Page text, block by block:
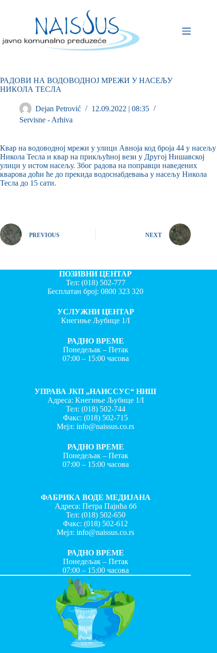
РАДОВИ НА ВОДОВОДНОЈ МРЕЖИ У НАСЕЉУ
НИКОЛА ТЕСЛА
Dejan Petrović
12.09.2022 | 08:35
Servisne - Arhiva
Квар на водоводној мрежи у улици Авноја код броја 44 у насељу
Никола Тесла и квар на прикљућној вези у Другој Нишавској
улици у истом насељу. Због радова на поправци наведених
кварова доћи ће до прекида водоснабдевања у насељу Никола
Тесла до 15 сати.
PREVIOUS NEXT
ПОЗИВНИ ЦЕНТАР
Тел: (018) 502-777
Бесплатан број:0800 323 320
УСЛУЖНИ ЦЕНТАР
Кнегиње Љубице 1/I
РАДНО ВРЕМЕ
Понедељак – Петак
07:00 – 15:00 часова
УПРАВА ЈКП „НАИССУС“ НИШ
Адреса: Кнегиње Љубице 1/I
Тел: (018) 502-744
Факс:(018) 502-715
Мејл:info@naissus.co.rs
РАДНО ВРЕМЕ
Понедељак – Петак
07:00 – 15:00 часова
ФАБРИКА ВОДЕ МЕДИЈАНА
Адреса: Петра Пајића бб
Тел: (018) 502-650
Факс:(018) 502-612
Мејл:info@naissus.co.rs
РАДНО ВРЕМЕ
Понедељак – Петак
07:00 – 15:00 часова